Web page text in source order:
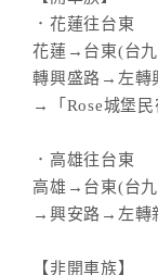
伴
計
劃
商
品
．花蓮往台東
花蓮→台東(台
轉興盛路→左轉
→「Rose城堡民
．高雄往台東
高雄→台東(台
→興安路→左轉
【非開車族】